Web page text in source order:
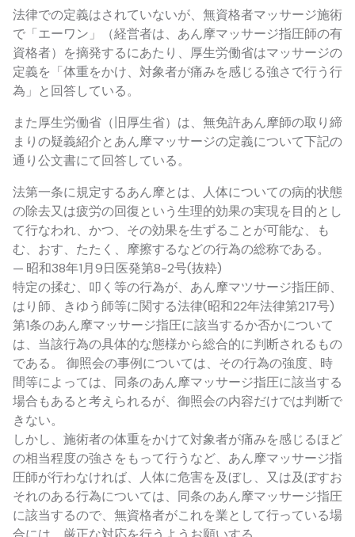
法律での定義はされていないが、無資格者マッサージ施術
で「エーワン」（経営者は、あん摩マッサージ指圧師の有
資格者）を摘発するにあたり、厚生労働省はマッサージの
定義を「体重をかけ、対象者が痛みを感じる強さで行う行
為」と回答している。
また厚生労働省（旧厚生省）は、無免許あん摩師の取り締
まりの疑義紹介とあん摩マッサージの定義について下記の
通り公文書にて回答している。
法第一条に規定するあん摩とは、人体についての病的状態
の除去又は疲労の回復という生理的効果の実現を目的とし
て行なわれ、かつ、その効果を生ずることが可能な、も
む、おす、たたく、摩擦するなどの行為の総称である。
— 昭和38年1月9日医発第8-2号(抜粋)
特定の揉む、叩く等の行為が、あん摩マツサージ指圧師、
はり師、きゆう師等に関する法律(昭和22年法律第217号)
第1条のあん摩マッサージ指圧に該当するか否かについて
は、当該行為の具体的な態様から総合的に判断されるもの
である。 御照会の事例については、その行為の強度、時
間等によっては、同条のあん摩マッサージ指圧に該当する
場合もあると考えられるが、御照会の内容だけでは判断で
きない。
しかし、施術者の体重をかけて対象者が痛みを感じるほど
の相当程度の強さをもって行うなど、あん摩マッサージ指
圧師が行わなければ、人体に危害を及ぼし、又は及ぼすお
それのある行為については、同条のあん摩マッサージ指圧
に該当するので、無資格者がこれを業として行っている場